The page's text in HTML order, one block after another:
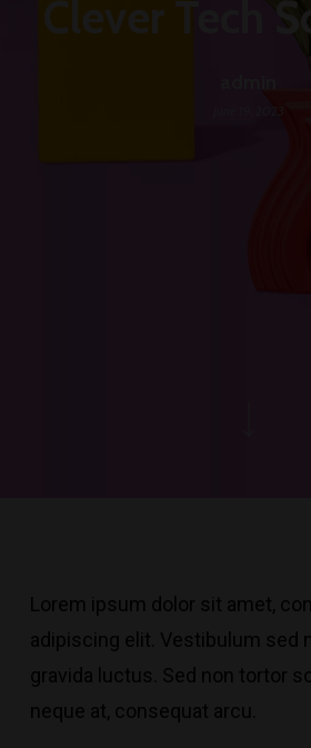
Clever Tech
Lorem ipsum dolor sit amet,
adipiscing elit. Vestibulum sed
gravida luctus. Sed non tortor
neque at, consequat arcu.